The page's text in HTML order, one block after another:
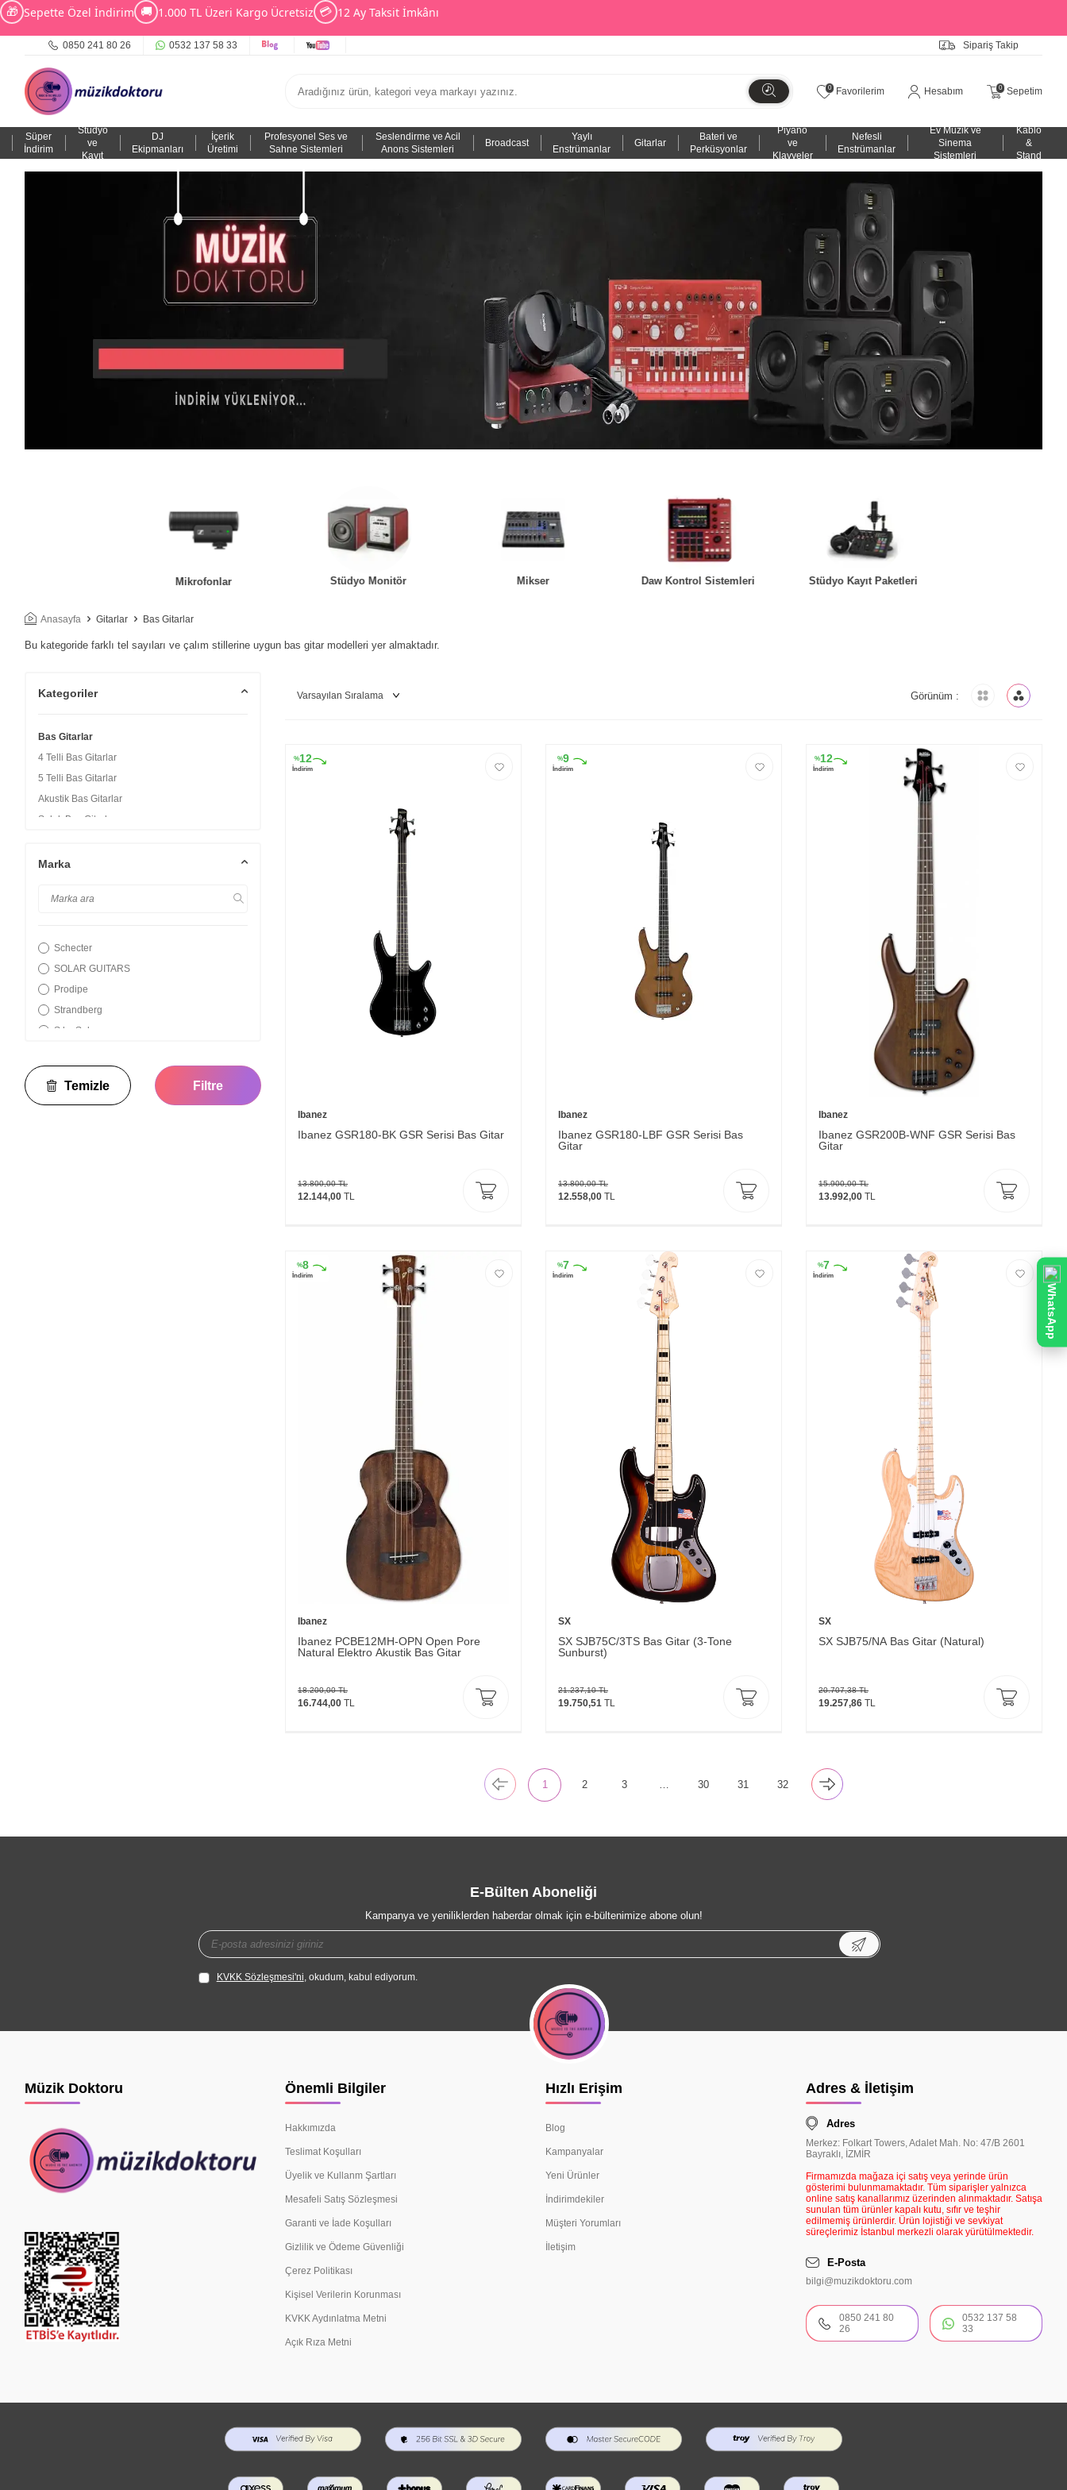
🎁 Sepette Özel İndirim 🚚 1.000 TL Üzeri Kargo Ücretsiz 💳 12 Ay Taksit İmkânı
0850 241 80 26 0532 137 58 33 Sipariş Takip
0 Favorilerim Hesabım 0 Sepetim
Süper
İndirim
Stüdyo
ve
Kayıt
DJ
Ekipmanları
İçerik
Üretimi
Profesyonel Ses ve
Sahne Sistemleri
Seslendirme ve Acil
Anons Sistemleri
Broadcast
Yaylı
Enstrümanlar
Gitarlar
Bateri ve
Perküsyonlar
Piyano
ve
Klavyeler
Nefesli
Enstrümanlar
Ev Müzik ve
Sinema
Sistemleri
Kablo
&
Stand
Mikrofonlar Stüdyo Monitör Mikser Daw Kontrol Sistemleri Stüdyo Kayıt Paketleri
Anasayfa Gitarlar Bas Gitarlar
Bu kategoride farklı tel sayıları ve çalım stillerine uygun bas gitar modelleri yer almaktadır.
Kategoriler
Bas Gitarlar
4 Telli Bas Gitarlar
5 Telli Bas Gitarlar
Akustik Bas Gitarlar
Solak Bas Gitarlar
Marka
Schecter
SOLAR GUITARS
Prodipe
Strandberg
S by Solar
Donner
Temizle Filtre
Görünüm :
%12
İndirim
Ibanez
Ibanez GSR180-BK GSR Serisi Bas Gitar
13.800,00TL
12.144,00 TL
%9
İndirim
Ibanez
Ibanez GSR180-LBF GSR Serisi Bas
Gitar
13.800,00TL
12.558,00 TL
%12
İndirim
Ibanez
Ibanez GSR200B-WNF GSR Serisi Bas
Gitar
15.900,00TL
13.992,00 TL
%8
İndirim
Ibanez
Ibanez PCBE12MH-OPN Open Pore
Natural Elektro Akustik Bas Gitar
18.200,00TL
16.744,00 TL
%7
İndirim
SX
SX SJB75C/3TS Bas Gitar (3-Tone
Sunburst)
21.237,10TL
19.750,51 TL
%7
İndirim
SX
SX SJB75/NA Bas Gitar (Natural)
20.707,38TL
19.257,86 TL
1 2 3 … 30 31 32
E-Bülten Aboneliği
Kampanya ve yeniliklerden haberdar olmak için e-bültenimize abone olun!
KVKK Sözleşmesi'ni, okudum, kabul ediyorum.
Müzik Doktoru Önemli Bilgiler
Hakkımızda
Teslimat Koşulları
Üyelik ve Kullanm Şartları
Mesafeli Satış Sözleşmesi
Garanti ve İade Koşulları
Gizlilik ve Ödeme Güvenliği
Çerez Politikası
Kişisel Verilerin Korunması
KVKK Aydınlatma Metni
Açık Rıza Metni
Hızlı Erişim
Blog
Kampanyalar
Yeni Ürünler
İndirimdekiler
Müşteri Yorumları
İletişim
Adres & İletişim
Adres
Merkez: Folkart Towers, Adalet Mah. No: 47/B 2601
Bayraklı, İZMİR
Firmamızda mağaza içi satış veya yerinde ürün
gösterimi bulunmamaktadır. Tüm siparişler yalnızca
online satış kanallarımız üzerinden alınmaktadır. Satışa
sunulan tüm ürünler kapalı kutu, sıfır ve teşhir
edilmemiş ürünlerdir. Ürün lojistiği ve sevkiyat
süreçlerimiz İstanbul merkezli olarak yürütülmektedir.
E-Posta
bilgi@muzikdoktoru.com
0850 241 80
26
0532 137 58
33
WhatsApp